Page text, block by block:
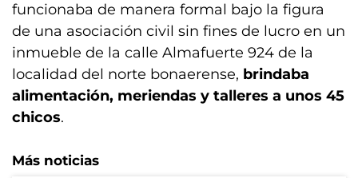
funcionaba de manera formal bajo la figura
de una asociación civil sin fines de lucro en un
inmueble de la calle Almafuerte 924 de la
localidad del norte bonaerense, brindaba
alimentación, meriendas y talleres a unos 45
chicos.
Más noticias